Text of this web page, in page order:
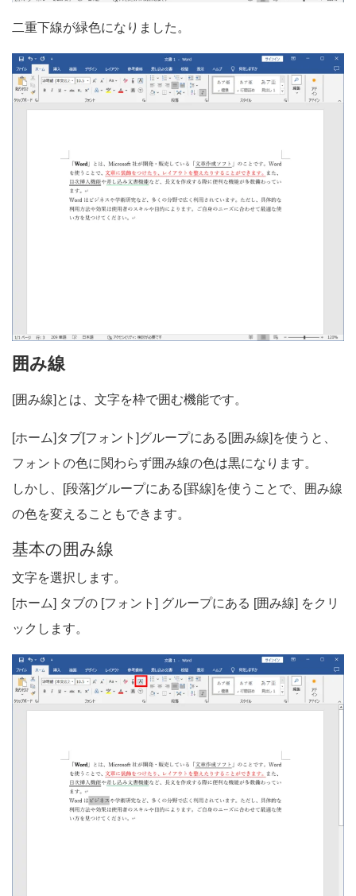
二重下線が緑色になりました。
囲み線
[囲み線]とは、文字を枠で囲む機能です。
[ホーム]タブ[フォント]グループにある[囲み線]を使うと、
フォントの色に関わらず囲み線の色は黒になります。
しかし、[段落]グループにある[罫線]を使うことで、囲み線
の色を変えることもできます。
基本の囲み線
文字を選択します。
[ホーム] タブの [フォント] グループにある [囲み線] をクリ
ックします。